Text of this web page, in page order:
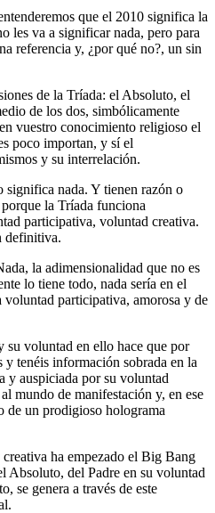
que el 2010 significa la
les va a significar nada, pero para
referencia y, ¿por qué no?, un sin
de la Tríada: el Absoluto, el
de los dos, simbólicamente
vuestro conocimiento religioso el
poco importan, y sí el
y su interrelación.
significa nada. Y tienen razón o
la Tríada funciona
participativa, voluntad creativa.
definitiva.
la adimensionalidad que no es
lo tiene todo, nada sería en el
voluntad participativa, amorosa y de
su voluntad en ello hace que por
tenéis información sobrada en la
y auspiciada por su voluntad
mundo de manifestación y, en ese
de un prodigioso holograma
ha empezado el Big Bang
Absoluto, del Padre en su voluntad
se genera a través de este